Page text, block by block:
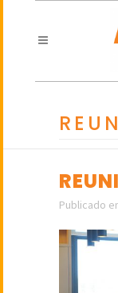
Publicado